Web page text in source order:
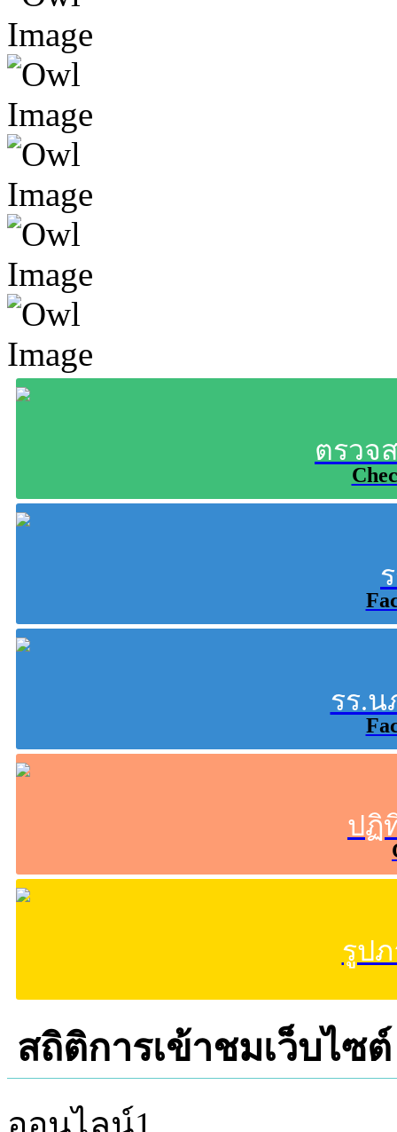
ตรวจ
รร.
ปฏิ
รูป
สถิติการเข้าชมเว็บไซต์
ออนไลน์1